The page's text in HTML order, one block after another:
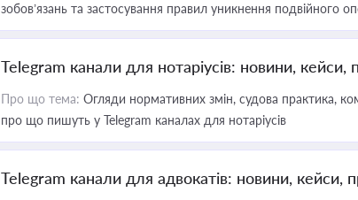
зобов’язань та застосування правил уникнення подвійного
Telegram канали для нотаріусів: новини, кейси,
Про що тема: Огляди нормативних змін, судова практика,
про що пишуть у Telegram каналах для нотаріусів
Telegram канали для адвокатів: новини, кейси,